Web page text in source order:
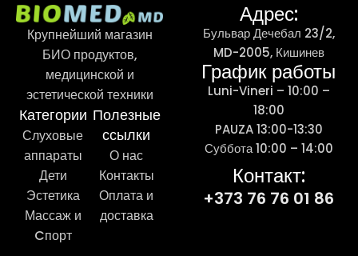
Крупнейший магазин
БИО продуктов,
медицинской и
эстетической техники
Категории
Слуховые
аппараты
Дети
Эстетика
Массаж и
Cпорт
Полезные
ссылки
О нас
Контакты
Оплата и
доставка
Адрес:
Бульвар Дечебал 23/2,
MD-2005, Кишинев
График работы
Luni-Vineri – 10:00 –
18:00
PAUZA 13:00-13:30
Суббота 10:00 – 14:00
Контакт:
+373 76 76 01 86